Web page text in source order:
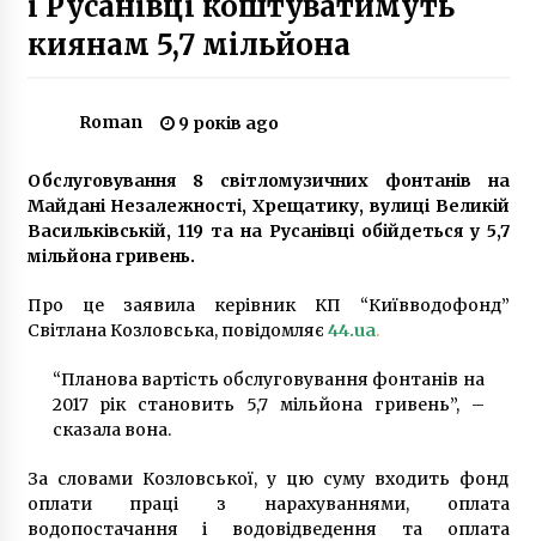
8 років ago
З початку карантину від киян надійшло
6 років ago
30 грудня в Києві на дорогах очікується
ожеледиця – Укргідрометцентр
7 років ago
можна, розважальні заклади теж закриті
6 років ago
У Києві перейменували 38 вулиць
Через аварію на кількох вулицях Києва немає
води
киянам 5,7 мільйона
Roman 9 років ago
Обслуговування 8 світломузичних фонтанів на
Майдані Незалежності, Хрещатику, вулиці Великій
Васильківській, 119 та на Русанівці обійдеться у 5,7
мільйона гривень.
Про це заявила керівник КП “Київводофонд”
Світлана Козловська, повідомляє 44.ua.
“Планова вартість обслуговування фонтанів на
2017 рік становить 5,7 мільйона гривень”, –
сказала вона.
За словами Козловської, у цю суму входить фонд
оплати праці з нарахуваннями, оплата
водопостачання і водовідведення та оплата